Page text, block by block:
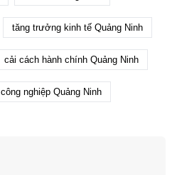
tăng trưởng kinh tế Quảng Ninh
cải cách hành chính Quảng Ninh
công nghiệp Quảng Ninh